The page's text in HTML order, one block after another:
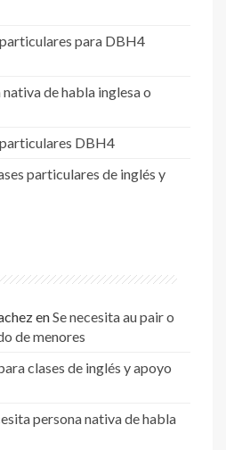
para DBH4
de habla inglesa o
particulares DBH4
particulares de inglés y
enSe necesita au pair o
de menores
clases de inglés y apoyo
persona nativa de habla